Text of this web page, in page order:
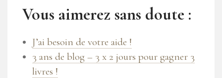
Vous aimerez sans doute :
J’ai besoin de votre aide !
3 ans de blog – 3 x 2 jours pour gagner 3
livres !